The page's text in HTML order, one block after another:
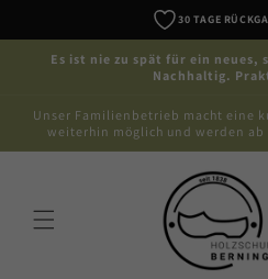
Inhalt
30 TAGE
Es ist nie zu spät für ein neues,
Nachhaltig.
Unser Familienbetrieb macht eine
weiterhin möglich und werden ab